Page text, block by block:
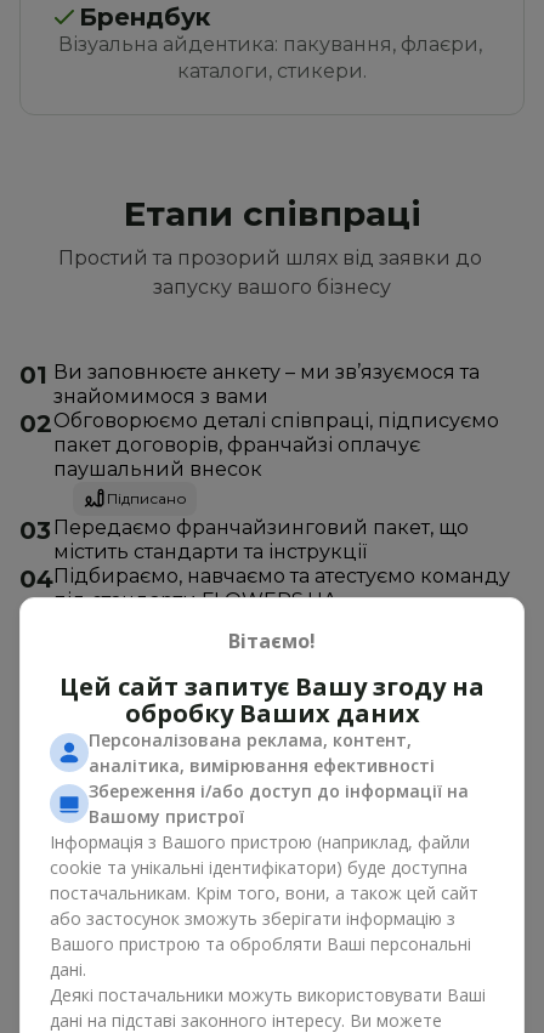
Вітаємо!
Цей сайт запитує Вашу згоду на
обробку Ваших даних
Персоналізована реклама, контент,
аналітика, вимірювання ефективності
Збереження і/або доступ до інформації на
Вашому пристрої
Інформація з Вашого пристрою (наприклад, файли
cookie та унікальні ідентифікатори) буде доступна
постачальникам. Крім того, вони, а також цей сайт
або застосунок зможуть зберігати інформацію з
Вашого пристрою та обробляти Ваші персональні
дані.
Деякі постачальники можуть використовувати Ваші
дані на підставі законного інтересу. Ви можете
Брендбук
Візуальна айдентика: пакування, флаєри,
каталоги, стикери.
Етапи співпраці
Простий та прозорий шлях від заявки до
запуску вашого бізнесу
01 Ви заповнюєте анкету – ми зв’язуємося та
знайомимося з вами
02Обговорюємо деталі співпраці, підписуємо
пакет договорів, франчайзі оплачує
паушальний внесок
Підписано
03 Передаємо франчайзинговий пакет, що
містить стандарти та інструкції
04Підбираємо, навчаємо та атестуємо команду
під стандарти FLOWERS.UA
затвердження – підписує договір оренди.
Перша закупівля квітів та товарів для
продажу, необхідних витратних матеріалів,
затвердження готовності об’єкту до
відкриття та урочисте відкриття